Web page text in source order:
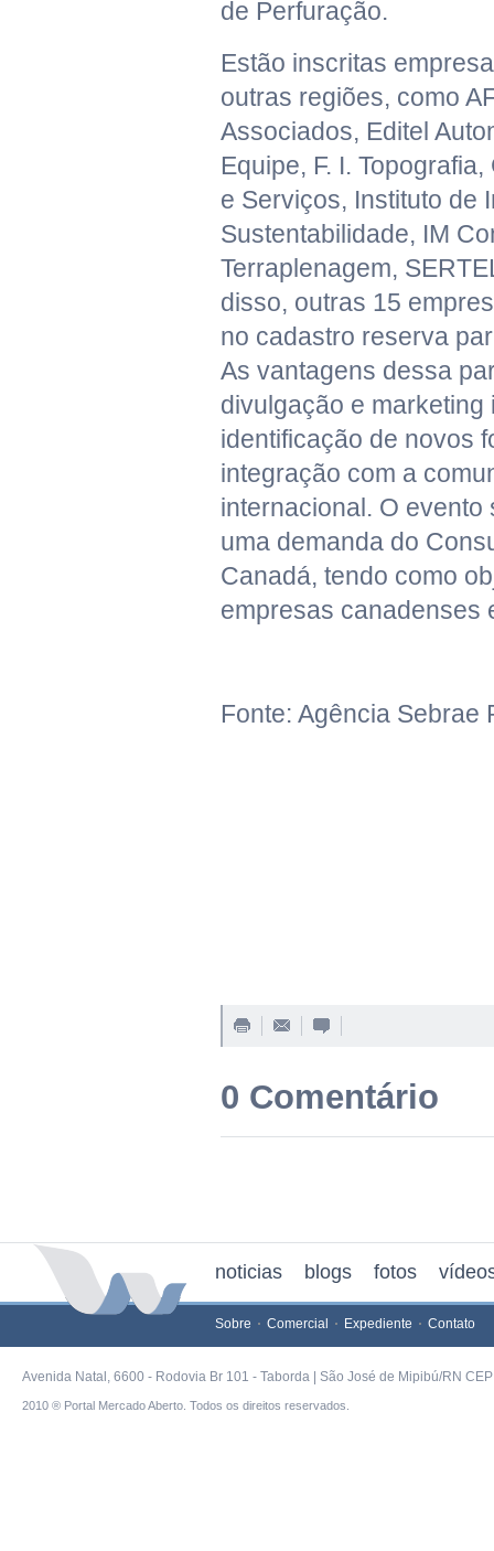
de Perfuração.
Estão inscritas
outras regiões, como
Associados, Editel
Equipe, F. I.
e Serviços, Instituto de
Sustentabilidade, IM
Terraplenagem,
disso, outras 15
no cadastro reserva
As vantagens dessa
divulgação e marketing
identificação de novos
integração com a
internacional. O evento
uma demanda do
Canadá, tendo como
empresas canadenses
Fonte: Agência Sebrae
0 Comentário
noticias blogs fotos
Sobre Comercial Expediente Contato
Avenida Natal, 6600 - Rodovia Br 101 - Taborda | São José de Mipibú/RN
2010 ® Portal Mercado Aberto. Todos os direitos reservados.